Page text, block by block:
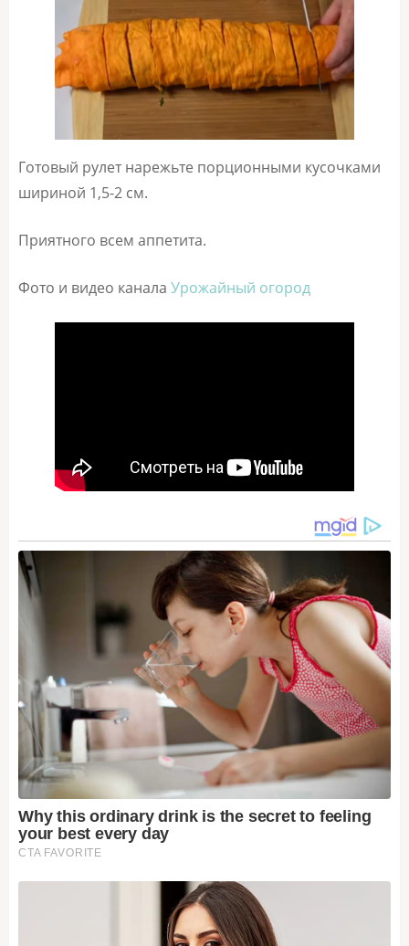
Готовый рулет нарежьте порционными кусочками
шириной 1,5-2 см.
Приятного всем аппетита.
Фото и видео канала Урожайный огород